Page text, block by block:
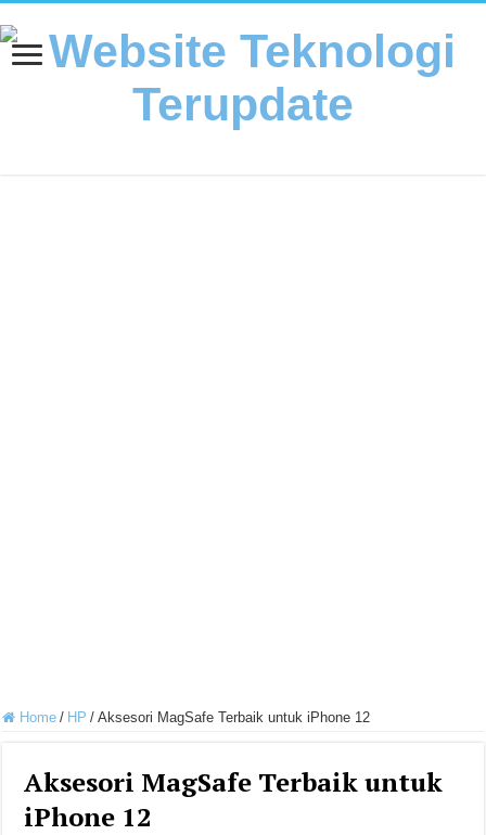
Home / HP / Aksesori MagSafe Terbaik untuk iPhone 12
Aksesori MagSafe Terbaik untuk
iPhone 12